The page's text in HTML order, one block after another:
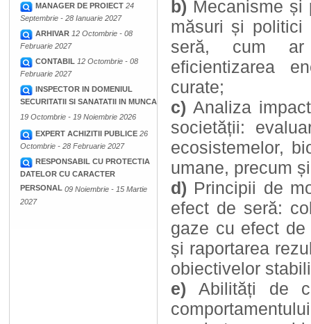
MANAGER DE PROIECT 24
Septembrie - 28 Ianuarie 2027
ARHIVAR 12 Octombrie - 08
Februarie 2027
CONTABIL 12 Octombrie - 08
Februarie 2027
INSPECTOR IN DOMENIUL
SECURITATII SI SANATATII IN MUNCA
19 Octombrie - 19 Noiembrie 2026
EXPERT ACHIZITII PUBLICE 26
Octombrie - 28 Februarie 2027
RESPONSABIL CU PROTECTIA
DATELOR CU CARACTER
PERSONAL 09 Noiembrie - 15 Martie
2027
b) Mecanisme și
măsuri și
seră, cum ar
eficientizarea
curate;
c)Analiza
societății:
ecosistemelor,
umane, precum
d) Principii de
efect de seră:
gaze cu efect
și raportarea
obiectivelor
e)Abilități de